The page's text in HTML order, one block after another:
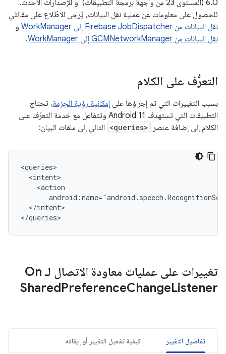
6.0 (المستوى 23 من واجهة برمجة التطبيقات) أو الإصدارات الأحدث.
للحصول على معلومات عن عملية نقل البيانات، يُرجى الاطّلاع على مقالتَي
نقل البيانات من Firebase JobDispatcher إلى WorkManager
و
نقل البيانات من GCMNetworkManager إلى WorkManager
.
التعرُّف على الكلام
بسبب التغييرات التي تم إجراؤها على إمكانية رؤية الحِزمة، تحتاج
التطبيقات التي تستهدف Android 11 وتتفاعل مع خدمة التعرّف على
الكلام إلى إضافة عنصر
<queries> التالي إلى ملفات البيان:
</intent>
</queries>
تغييرات على عمليات معاودة الاتصال لـ On
SharedPreferenceChangeListener
تفاصيل التغيير كيفية تفعيل التغيير أو إيقافه